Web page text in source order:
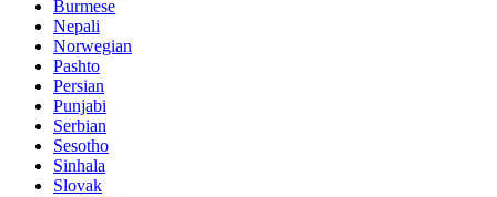
Burmese
Nepali
Norwegian
Pashto
Persian
Punjabi
Serbian
Sesotho
Sinhala
Slovak